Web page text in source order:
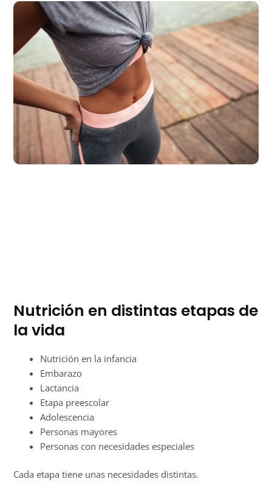
Nutrición en distintas etapas de
la vida
Nutrición en la infancia
Embarazo
Lactancia
Etapa preescolar
Adolescencia
Personas mayores
Personas con necesidades especiales
Cada etapa tiene unas necesidades distintas.